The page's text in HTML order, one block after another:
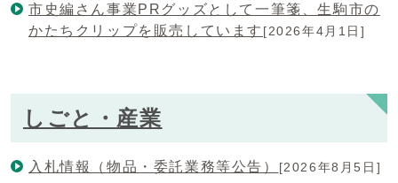
市史編さん事業PRグッズとして一筆箋、生駒市の
かたちクリップを販売しています [2026年4月1日]
しごと・産業
入札情報（物品・委託業務等公告） [2026年8月5日]